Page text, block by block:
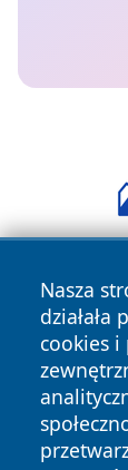
Nasza
cookies
Copyright ©